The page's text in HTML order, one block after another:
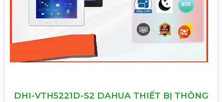
DHI-VTH5221D-S2 DAHUA THIẾT BỊ THÔNG